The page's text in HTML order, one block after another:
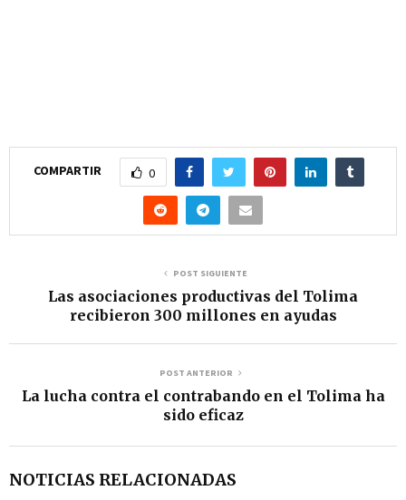
COMPARTIR 0
POST SIGUIENTE
Las asociaciones productivas del Tolima
recibieron 300 millones en ayudas
POST ANTERIOR
La lucha contra el contrabando en el Tolima ha
sido eficaz
NOTICIAS RELACIONADAS